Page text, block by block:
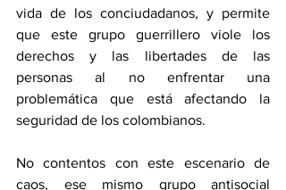
vida de los conciudadanos, y permite
que este grupo guerrillero viole los
derechos y las libertades de las
personas al no enfrentar una
problemática que está afectando la
seguridad de los colombianos.
No contentos con este escenario de
caos, ese mismo grupo antisocial